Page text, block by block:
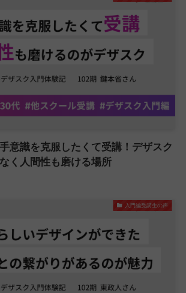
意識を克服したくて受講！デザスク
く人間性も磨ける場所
入門編受講生の声